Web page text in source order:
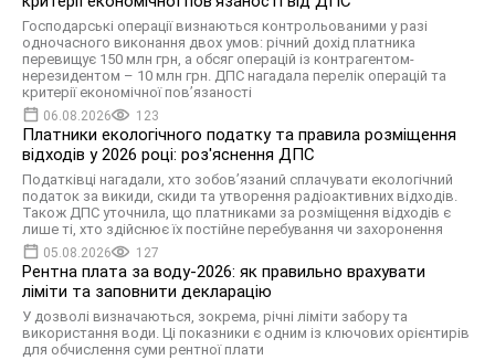
Господарські операції визнаються контрольованими у разі
одночасного виконання двох умов: річний дохід платника
перевищує 150 млн грн, а обсяг операцій із контрагентом-
нерезидентом – 10 млн грн. ДПС нагадала перелік операцій та
критерії економічної пов’язаності
06.08.2026 123
Платники екологічного податку та правила розміщення
відходів у 2026 році: роз'яснення ДПС
Податківці нагадали, хто зобов’язаний сплачувати екологічний
податок за викиди, скиди та утворення радіоактивних відходів.
Також ДПС уточнила, що платниками за розміщення відходів є
лише ті, хто здійснює їх постійне перебування чи захоронення
05.08.2026 127
Рентна плата за воду-2026: як правильно врахувати
ліміти та заповнити декларацію
У дозволі визначаються, зокрема, річні ліміти забору та
використання води. Ці показники є одним із ключових орієнтирів
для обчислення суми рентної плати